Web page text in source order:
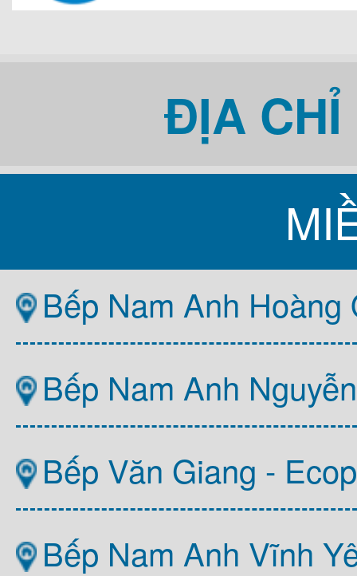
ĐỊA CHỈ
Bếp Nam Anh
Bếp Nam Anh
Bếp Văn Giang -
Bếp Nam Anh Vĩnh